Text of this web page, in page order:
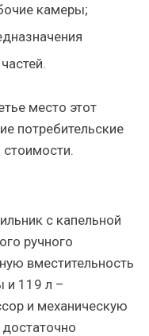
камеры;
место этот
потребительские
стоимости.
с капельной
ручного
вместительность
и 119 л –
и механическую
достаточно